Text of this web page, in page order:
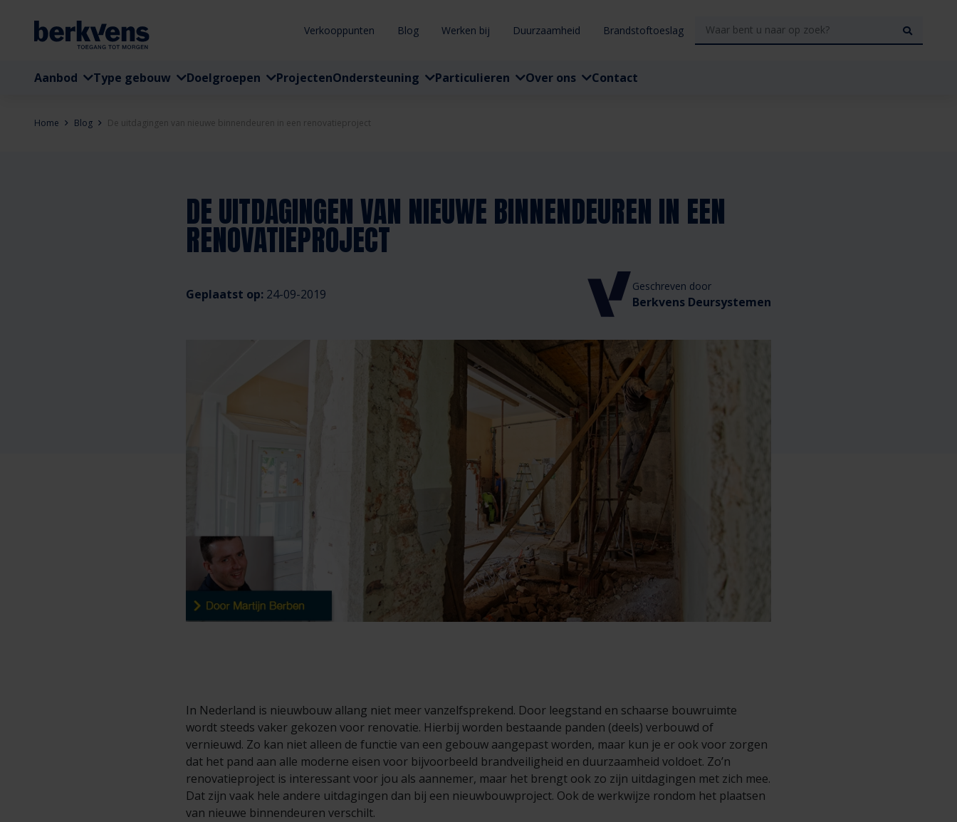
Verkooppunten Blog Werken bij Duurzaamheid Brandstoftoeslag
Aanbod Type gebouw Doelgroepen ProjectenOndersteuning Particulieren Over ons Contact
Home Blog De uitdagingen van nieuwe binnendeuren in een renovatieproject
DE UITDAGINGEN VAN NIEUWE BINNENDEUREN IN EEN
RENOVATIEPROJECT
Geplaatst op: 24-09-2019
Geschreven door
Berkvens Deursystemen
In Nederland is nieuwbouw allang niet meer vanzelfsprekend. Door leegstand en schaarse bouwruimte
wordt steeds vaker gekozen voor renovatie. Hierbij worden bestaande panden (deels) verbouwd of
vernieuwd. Zo kan niet alleen de functie van een gebouw aangepast worden, maar kun je er ook voor zorgen
dat het pand aan alle moderne eisen voor bijvoorbeeld brandveiligheid en duurzaamheid voldoet. Zo’n
renovatieproject is interessant voor jou als aannemer, maar het brengt ook zo zijn uitdagingen met zich mee.
Dat zijn vaak hele andere uitdagingen dan bij een nieuwbouwproject. Ook de werkwijze rondom het plaatsen
van nieuwe binnendeuren verschilt.